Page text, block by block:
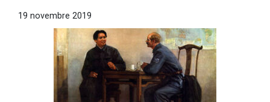
19 novembre 2019